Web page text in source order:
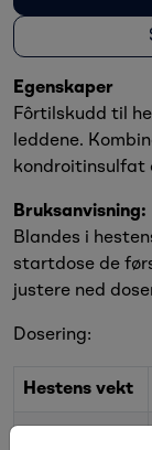
Egenskaper
Fôrtilskudd til
leddene.
kondroitinsulfat
Bruksanvisning:
Blandes i
startdose de
justere ned
Dosering:
Hestens vekt